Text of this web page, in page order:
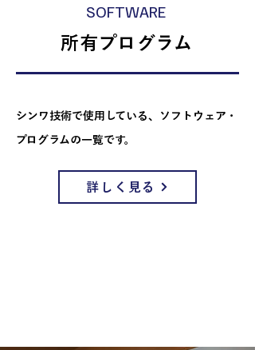
SOFTWARE
所有プログラム
シンワ技術で使用している、ソフトウェア・
プログラムの一覧です。
詳しく見る